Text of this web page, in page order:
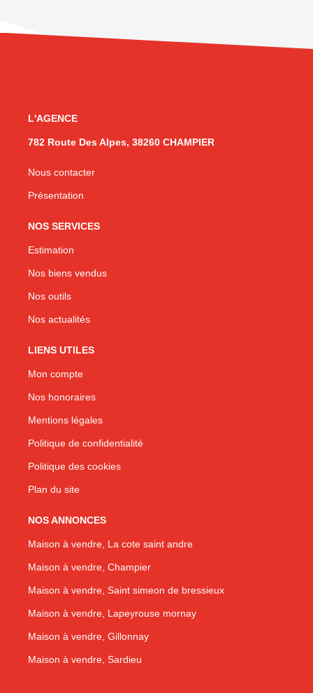
L'AGENCE
782 Route Des Alpes, 38260 CHAMPIER
Nous contacter
Présentation
NOS SERVICES
Estimation
Nos biens vendus
Nos outils
Nos actualités
LIENS UTILES
Mon compte
Nos honoraires
Mentions légales
Politique de confidentialité
Politique des cookies
Plan du site
NOS ANNONCES
Maison à vendre, La cote saint andre
Maison à vendre, Champier
Maison à vendre, Saint simeon de bressieux
Maison à vendre, Lapeyrouse mornay
Maison à vendre, Gillonnay
Maison à vendre, Sardieu